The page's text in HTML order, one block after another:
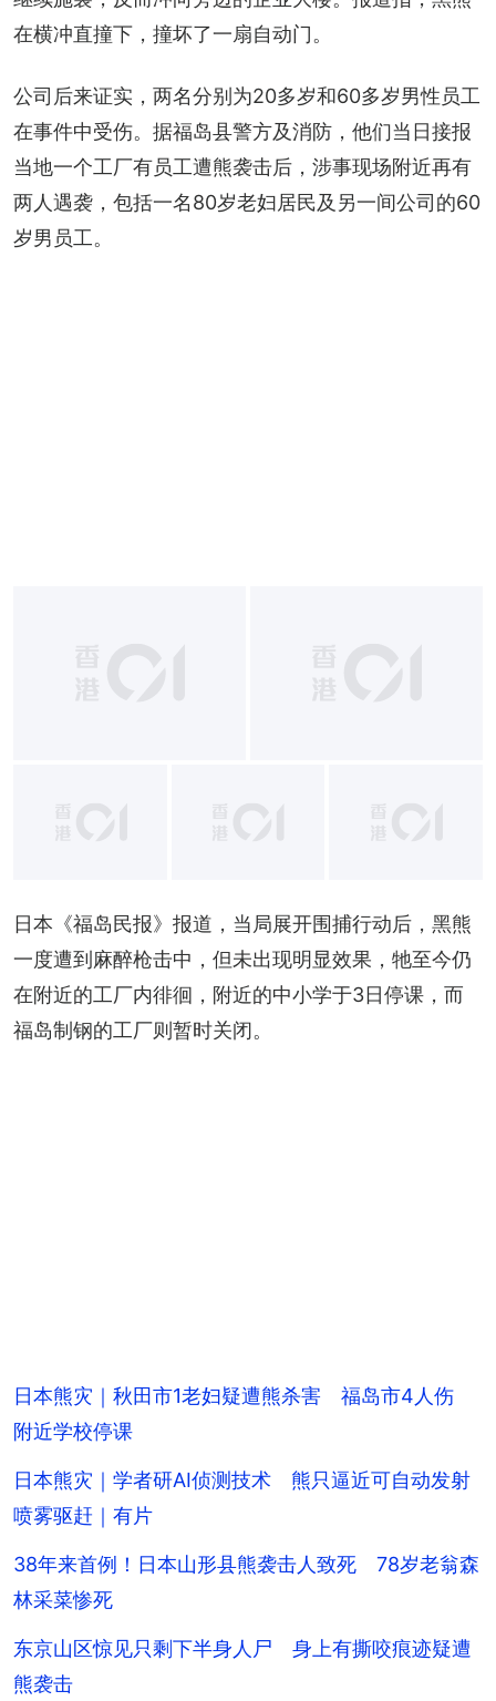
在横冲直撞下，撞坏了一扇自动门。
公司后来证实，两名分别为20多岁和60多岁男性员工
在事件中受伤。据福岛县警方及消防，他们当日接报
当地一个工厂有员工遭熊袭击后，涉事现场附近再有
两人遇袭，包括一名80岁老妇居民及另一间公司的60
岁男员工。
+1
日本《福岛民报》报道，当局展开围捕行动后，黑熊
一度遭到麻醉枪击中，但未出现明显效果，牠至今仍
在附近的工厂内徘徊，附近的中小学于3日停课，而
福岛制钢的工厂则暂时关闭。
日本熊灾｜秋田市1老妇疑遭熊杀害 福岛市4人伤
附近学校停课
日本熊灾｜学者研AI侦测技术 熊只逼近可自动发射
喷雾驱赶｜有片
38年来首例！日本山形县熊袭击人致死 78岁老翁森
林采菜惨死
东京山区惊见只剩下半身人尸 身上有撕咬痕迹疑遭
熊袭击